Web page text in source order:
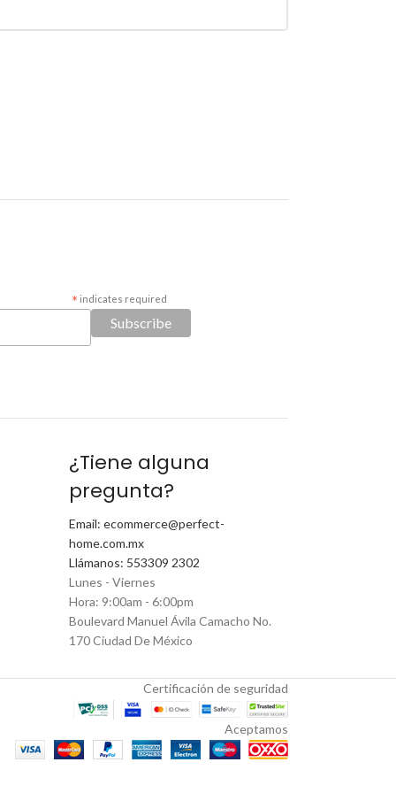
* indicates required
¿Tiene alguna
pregunta?
Email: ecommerce@perfect-
home.com.mx
Llámanos: 553309 2302
Lunes - Viernes
Hora: 9:00am - 6:00pm
Boulevard Manuel Ávila Camacho No.
170 Ciudad De México
Certificación de seguridad
Aceptamos